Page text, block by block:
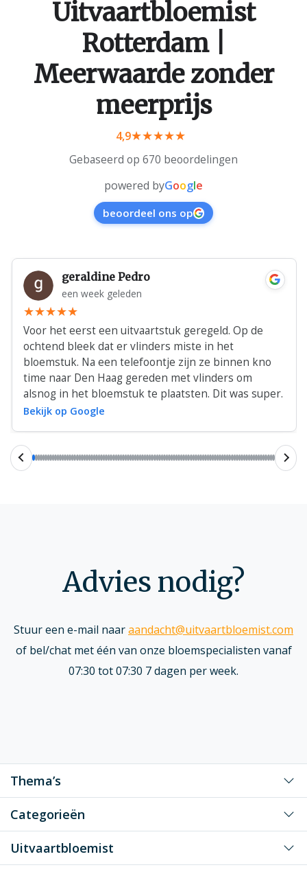
Uitvaartbloemist
Rotterdam |
Meerwaarde zonder
meerprijs
4,9
Gebaseerd op 670 beoordelingen
powered byGoogle
beoordeel ons op
geraldine Pedro
een week geleden
Voor het eerst een uitvaartstuk geregeld. Op de
ochtend bleek dat er vlinders miste in het
bloemstuk. Na een telefoontje zijn ze binnen kno
time naar Den Haag gereden met vlinders om
alsnog in het bloemstuk te plaatsten. Dit was super.
Bekijk op Google
Advies nodig?
Stuur een e-mail naaraandacht@uitvaartbloemist.com
of bel/chat met één van onze bloemspecialisten vanaf
07:30 tot 07:30 7 dagen per week.
Thema’s
Voor mijn grote liefde
Voor mijn liefste vader/moeder
Voor mijn liefste opa/oma
Voor een dierbaar persoon
Categorieën
Kiststukken
Klassiek
Uitvaartbloemist